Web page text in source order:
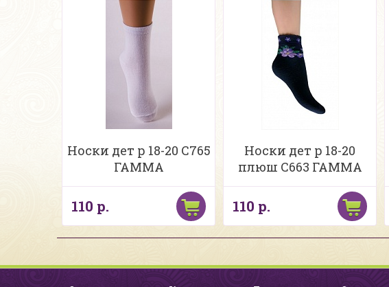
Носки дет р 18-20 С765
ГАММА
110 р.
Носки дет р 18-20
плюш С663 ГАММА
110 р.